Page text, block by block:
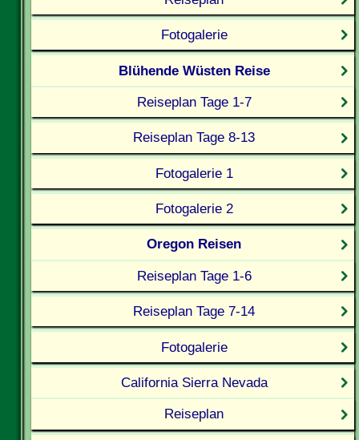
Fotogalerie
Blühende Wüsten Reise
Reiseplan Tage 1-7
Reiseplan Tage 8-13
Fotogalerie 1
Fotogalerie 2
Oregon Reisen
Reiseplan Tage 1-6
Reiseplan Tage 7-14
Fotogalerie
California Sierra Nevada
Reiseplan